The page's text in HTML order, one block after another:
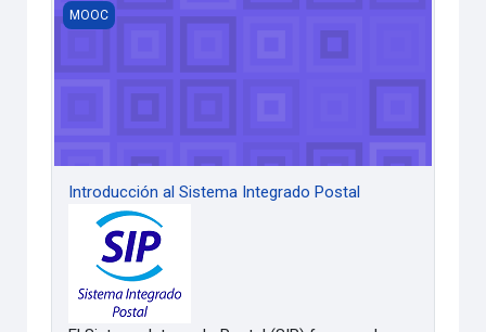
Introducción al Sistema Integrado Postal
MOOC
Introducción al Sistema Integrado Postal